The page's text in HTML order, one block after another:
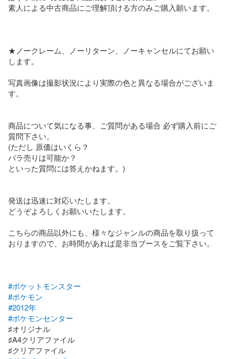
素人による中古商品にご理解頂ける方のみご購入願います。
★ノークレーム、ノーリターン、ノーキャンセルにてお願い
します。
写真画像は撮影状況により実際の色と異なる場合がございま
す。
商品について気になる事、ご質問がある場合 必ず購入前にご
質問下さい。
(ただし 原価はいくら？
バラ売りは可能か？
といった質問には答えかねます。)
発送は迅速に対応いたします。
どうぞよろしくお願いいたします。
こちらの商品以外にも、様々なジャンルの商品を取り扱って
おりますので、お時間があれば是非当ブースをご覧下さい。
#ポケットモンスター
#ポケモン
#2012年
#ポケモンセンター
♯オリジナル
♯A4クリアファイル